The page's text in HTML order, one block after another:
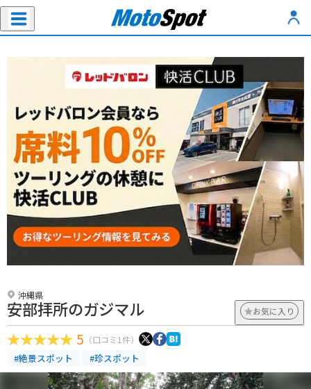
沖縄県
安部拝所のガジマル お気に入り
5 （口コミ1件）
#絶景スポット #珍スポット